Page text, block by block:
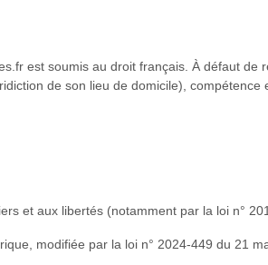
est soumis au droit français. À défaut de
de son lieu de domicile),
et aux libertés (notamment par la loi n°
modifiée par la loi n° 2024-449 du 21